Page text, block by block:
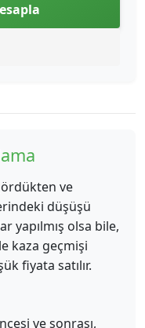
ve
düşüşü
yapılmış olsa bile,
kaza geçmişi
fiyata satılır.
ve sonrası,